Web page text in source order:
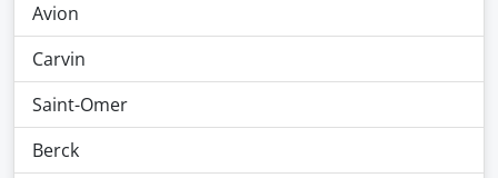
Avion
Carvin
Saint-Omer
Berck